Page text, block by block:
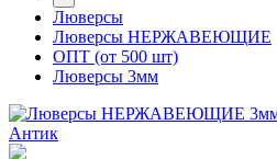
Люверсы
Люверсы НЕРЖАВЕЮЩИЕ
ОПТ (от 500 шт)
Люверсы 3мм